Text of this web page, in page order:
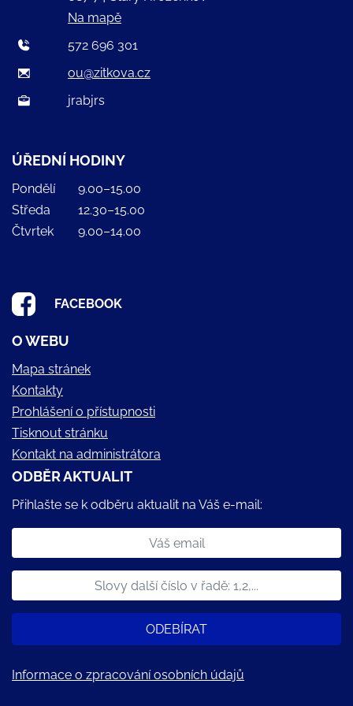
Na mapě
572 696 301
ou@zitkova.cz
jrabjrs
ÚŘEDNÍ HODINY
Pondělí
9.00–15.00
Středa
12.30–15.00
Čtvrtek
9.00–14.00
FACEBOOK
O WEBU
Mapa stránek
Kontakty
Prohlášení o přístupnosti
Tisknout stránku
Kontakt na administrátora
ODBĚR AKTUALIT
Přihlašte se k odběru aktualit na Váš e-mail:
ODEBÍRAT
Informace o zpracování osobních údajů